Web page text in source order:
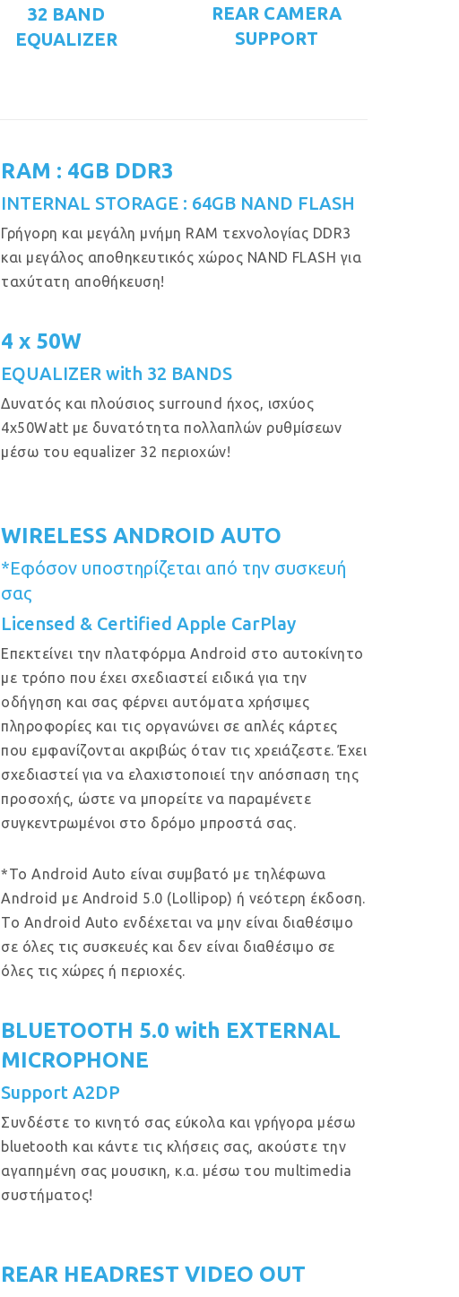
32 BAND
EQUALIZER
REAR CAMERA
SUPPORT
RAM : 4GB DDR3
INTERNAL STORAGE : 64GB NAND FLASH
Γρήγορη και μεγάλη μνήμη RAM τεχνολογίας DDR3
και μεγάλος αποθηκευτικός χώρος NAND FLASH για
ταχύτατη αποθήκευση!
4 x 50W
EQUALIZER with 32 BANDS
Δυνατός και πλούσιος surround ήχος, ισχύος
4x50Watt με δυνατότητα πολλαπλών ρυθμίσεων
μέσω του equalizer 32 περιοχών!
WIRELESS ANDROID AUTO
*Εφόσον υποστηρίζεται από την συσκευή
σας
Licensed & Certified Apple CarPlay
Επεκτείνει την πλατφόρμα Android στο αυτοκίνητο
με τρόπο που έχει σχεδιαστεί ειδικά για την
οδήγηση και σας φέρνει αυτόματα χρήσιμες
πληροφορίες και τις οργανώνει σε απλές κάρτες
που εμφανίζονται ακριβώς όταν τις χρειάζεστε. Έχει
σχεδιαστεί για να ελαχιστοποιεί την απόσπαση της
προσοχής, ώστε να μπορείτε να παραμένετε
συγκεντρωμένοι στο δρόμο μπροστά σας.
*Το Android Auto είναι συμβατό με τηλέφωνα
Android με Android 5.0 (Lollipop) ή νεότερη έκδοση.
Το Android Auto ενδέχεται να μην είναι διαθέσιμο
σε όλες τις συσκευές και δεν είναι διαθέσιμο σε
όλες τις χώρες ή περιοχές.
BLUETOOTH 5.0 with EXTERNAL
MICROPHONE
Support A2DP
Συνδέστε το κινητό σας εύκολα και γρήγορα μέσω
bluetooth και κάντε τις κλήσεις σας, ακούστε την
αγαπημένη σας μουσικη, κ.α. μέσω του multimedia
συστήματος!
REAR HEADREST VIDEO OUT